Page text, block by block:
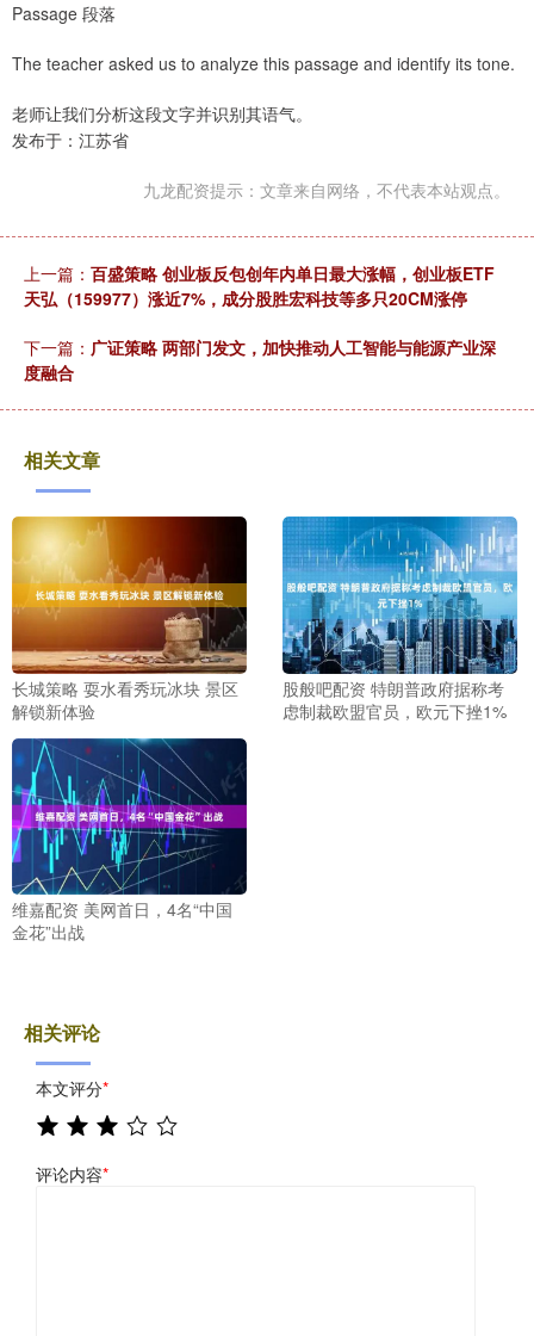
Passage 段落
The teacher asked us to analyze this passage and identify its tone.
老师让我们分析这段文字并识别其语气。
发布于：江苏省
九龙配资提示：文章来自网络，不代表本站观点。
上一篇： 百盛策略 创业板反包创年内单日最大涨幅，创业板ETF
天弘（159977）涨近7%，成分股胜宏科技等多只20CM涨停
下一篇： 广证策略 两部门发文，加快推动人工智能与能源产业深
度融合
相关文章
长城策略 耍水看秀玩冰块 景区
解锁新体验
股般吧配资 特朗普政府据称考
虑制裁欧盟官员，欧元下挫1%
维嘉配资 美网首日，4名“中国
金花”出战
相关评论
本文评分*
评论内容*